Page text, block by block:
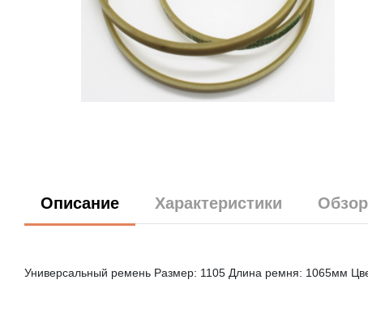
Описание Характеристики
Универсальный ремень Размер: 1105 Длина ремня: 1065мм